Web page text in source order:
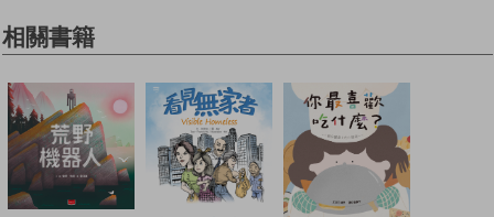
相關書籍